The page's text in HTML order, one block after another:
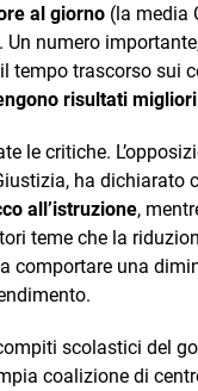
al giorno (la media
Un numero
tempo trascorso sui
risultati
le critiche.
ha dichiarato
all’istruzione,
teme che la
comportare una
scolastici del
coalizione di